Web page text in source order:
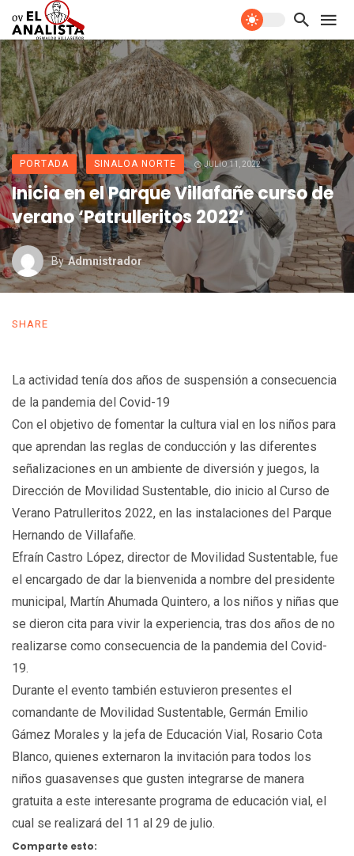
PORTADA SINALOA NORTE JULIO 11, 2022
Inicia en el Parque Villafañe curso de
verano ‘Patrulleritos 2022’
By Admnistrador
SHARE
La actividad tenía dos años de suspensión a consecuencia
de la pandemia del Covid-19
Con el objetivo de fomentar la cultura vial en los niños para
que aprendan las reglas de conducción y las diferentes
señalizaciones en un ambiente de diversión y juegos, la
Dirección de Movilidad Sustentable, dio inicio al Curso de
Verano Patrulleritos 2022, en las instalaciones del Parque
Hernando de Villafañe.
Efraín Castro López, director de Movilidad Sustentable, fue
el encargado de dar la bienvenida a nombre del presidente
municipal, Martín Ahumada Quintero, a los niños y niñas que
se dieron cita para vivir la experiencia, tras dos años de no
realizarse como consecuencia de la pandemia del Covid-
19.
Durante el evento también estuvieron presentes el
comandante de Movilidad Sustentable, Germán Emilio
Gámez Morales y la jefa de Educación Vial, Rosario Cota
Blanco, quienes externaron la invitación para todos los
niños guasavenses que gusten integrarse de manera
gratuita a este interesante programa de educación vial, el
cual se realizará del 11 al 29 de julio.
Comparte esto: